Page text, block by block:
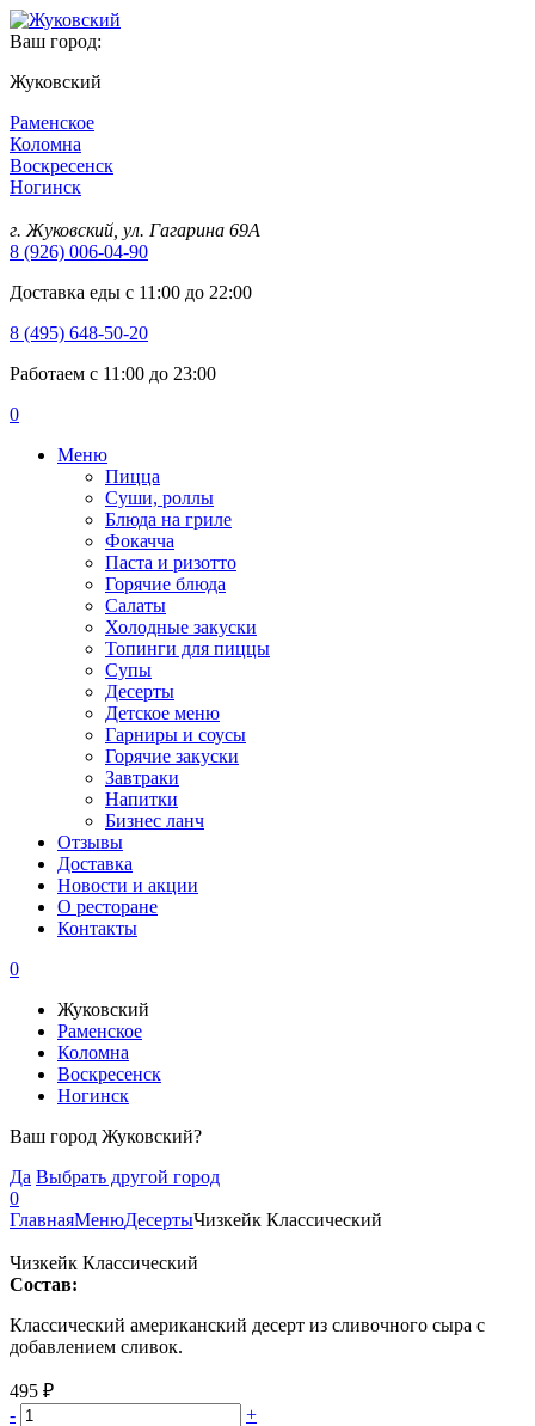
Ваш город:
Жуковский
Раменское
Коломна
Воскресенск
Ногинск
г. Жуковский, ул. Гагарина 69А
8 (926) 006-04-90
Доставка еды с 11:00 до 22:00
8 (495) 648-50-20
Работаем с 11:00 до 23:00
0
Меню
Пицца
Суши, роллы
Блюда на гриле
Фокачча
Паста и ризотто
Горячие блюда
Салаты
Холодные закуски
Топинги для пиццы
Супы
Десерты
Детское меню
Гарниры и соусы
Горячие закуски
Завтраки
Напитки
Бизнес ланч
Отзывы
Доставка
Новости и акции
О ресторане
Контакты
0
Жуковский
Раменское
Коломна
Воскресенск
Ногинск
Ваш город Жуковский?
Да Выбрать другой город
0
ГлавнаяМенюДесертыЧизкейк Классический
Чизкейк Классический
Состав:
Классический американский десерт из сливочного сыра с
добавлением сливок.
495 ₽
-
+